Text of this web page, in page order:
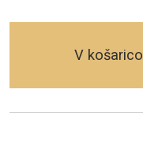
V košarico